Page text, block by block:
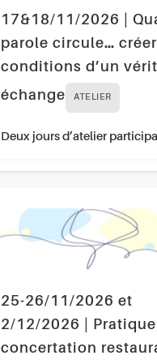
17&18/11/2026 |
parole circule…
conditions d’un
échange
ATELIER
Deux jours d’atelier
25-26/11/2026 et
2/12/2026 |
concertation